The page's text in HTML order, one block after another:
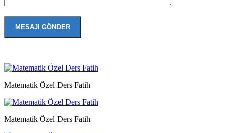
Matematik Özel Ders Fatih
Matematik Özel Ders Fatih